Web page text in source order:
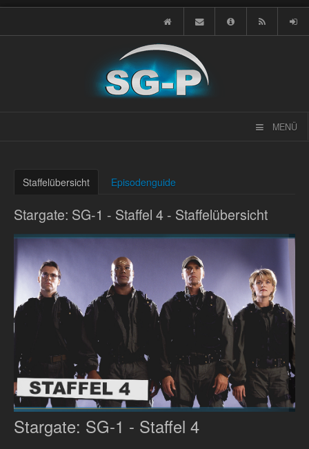
MENÜ
Staffelübersicht Episodenguide
Stargate: SG-1 - Staffel 4 - Staffelübersicht
Stargate: SG-1 - Staffel 4